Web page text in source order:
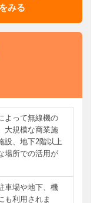
みる
よって無線機の
大規模な商業施
設、地下2階以上
場所での活用が
車場や地下、機
も利用されま